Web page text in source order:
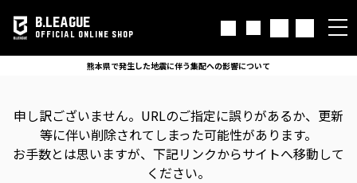
B.LEAGUE
OFFICIAL ONLINE SHOP
熊本県で発生した地震に伴う集配への影響について
申し訳ございません。 URLのご指定に誤りがあるか、更新
等に伴い削除されてしまった可能性があります。
お手数とは思いますが、下記リンクからサイトへ移動して
ください。